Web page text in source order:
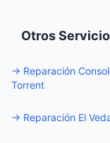
Otros
→ Reparación
Torrent
→ Reparación El